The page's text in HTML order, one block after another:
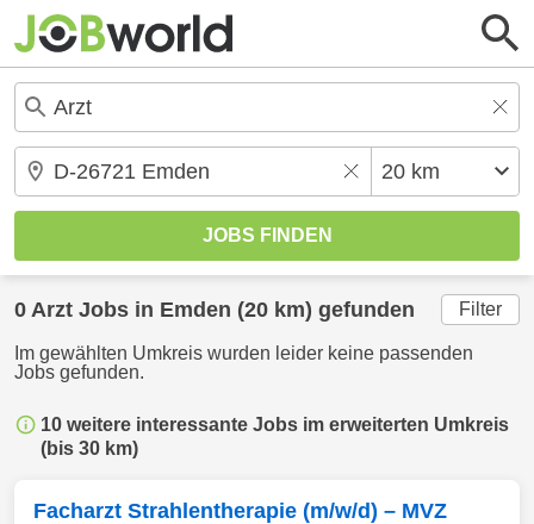
0 Arzt Jobs in Emden (20 km) gefunden Filter
Im gewählten Umkreis wurden leider keine passenden
Jobs gefunden.
10 weitere interessante Jobs im erweiterten Umkreis
(bis 30 km)
Facharzt Strahlentherapie (m/w/d) – MVZ